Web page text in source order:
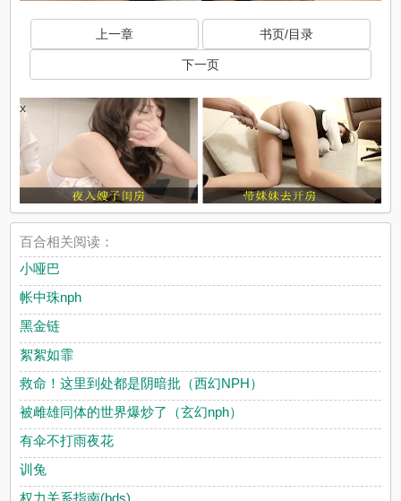
上一章 书页/目录
下一页
x
百合相关阅读：
小哑巴
帐中珠nph
黑金链
絮絮如霏
救命！这里到处都是阴暗批（西幻NPH）
被雌雄同体的世界爆炒了（玄幻nph）
有伞不打雨夜花
训兔
权力关系指南(bds)